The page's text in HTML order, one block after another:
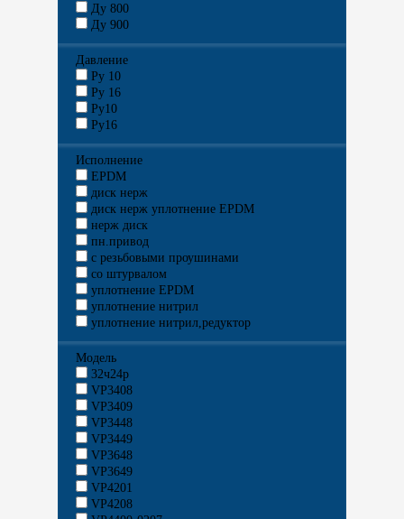
Ду 800
Ду 900
Давление
Py 10
Py 16
Ру10
Ру16
Исполнение
EPDM
диск нерж
диск нерж уплотнение EPDM
нерж диск
пн.привод
с резьбовыми проушинами
со штурвалом
уплотнение EPDM
уплотнение нитрил
уплотнение нитрил,редуктор
Модель
32ч24р
VP3408
VP3409
VP3448
VP3449
VP3648
VP3649
VP4201
VP4208